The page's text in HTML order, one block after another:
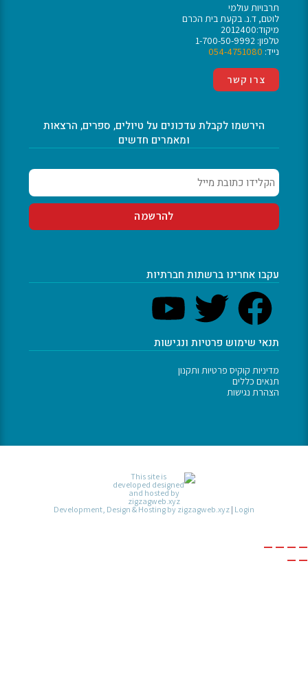
תרבויות עולמי
לוטם, ד.נ. בקעת בית הכרם
מיקוד:2012400
טלפון: 1-700-50-9992
נייד:054-4751080
צרו קשר
הירשמו לקבלת עדכונים על טיולים, ספרים, הרצאות
ומאמרים חדשים
עקבו אחרינו ברשתות חברתיות
תנאי שימוש פרטיות ונגישות
מדיניות קוקיס פרטיות ותקנון
תנאים כללים
הצהרת נגישות
Development, Design & Hosting by zigzagweb.xyz|Login